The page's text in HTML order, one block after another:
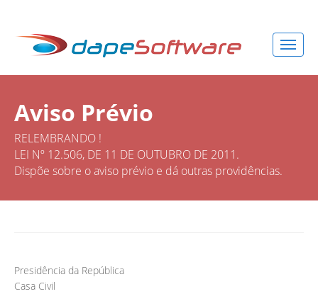
Aviso Prévio
RELEMBRANDO !
LEI Nº 12.506, DE 11 DE OUTUBRO DE 2011.
Dispõe sobre o aviso prévio e dá outras providências.
Presidência da República
Casa Civil